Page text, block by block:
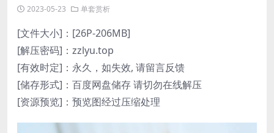
2023-05-23 单套赏析
[文件大小]：[26P-206MB]
[解压密码]：zzlyu.top
[有效时定]：永久，如失效, 请留言反馈
[储存形式]：百度网盘储存 请切勿在线解压
[资源预览]：预览图经过压缩处理